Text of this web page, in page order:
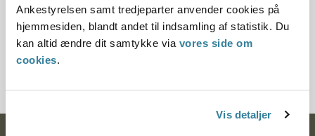
Ankestyrelsen samt tredjeparter anvender cookies på
hjemmesiden, blandt andet til indsamling af statistik. Du
kan altid ændre dit samtykke via vores side om
cookies.
Vis detaljer
Endelig fandt nævnet ikke, at der forelå sådanne særlige
omstændigheder i sagen, at det kunne medføre
aldersdispensation til et barn i alderen 0-36 måneder efter
bestemmelsen i godkendelsesbekendtgørelsens § 6, stk. 2,